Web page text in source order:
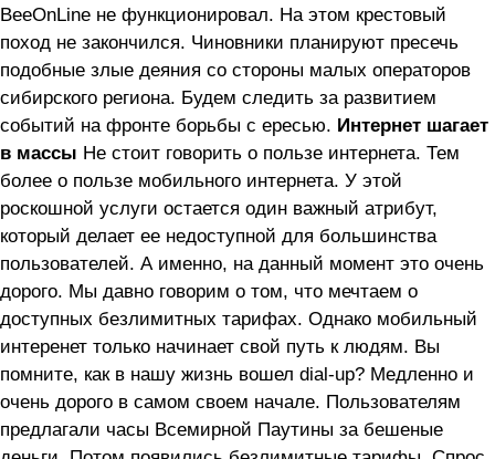
BeeOnLine не функционировал. На этом крестовый
поход не закончился. Чиновники планируют пресечь
подобные злые деяния со стороны малых операторов
сибирского региона. Будем следить за развитием
событий на фронте борьбы с ересью. Интернет шагает
в массы Не стоит говорить о пользе интернета. Тем
более о пользе мобильного интернета. У этой
роскошной услуги остается один важный атрибут,
который делает ее недоступной для большинства
пользователей. А именно, на данный момент это очень
дорого. Мы давно говорим о том, что мечтаем о
доступных безлимитных тарифах. Однако мобильный
интеренет только начинает свой путь к людям. Вы
помните, как в нашу жизнь вошел dial-up? Медленно и
очень дорого в самом своем начале. Пользователям
предлагали часы Всемирной Паутины за бешеные